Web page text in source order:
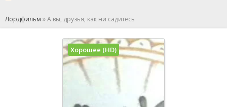
Лордфильм »А вы, друзья, как ни садитесь
Хорошее (HD)